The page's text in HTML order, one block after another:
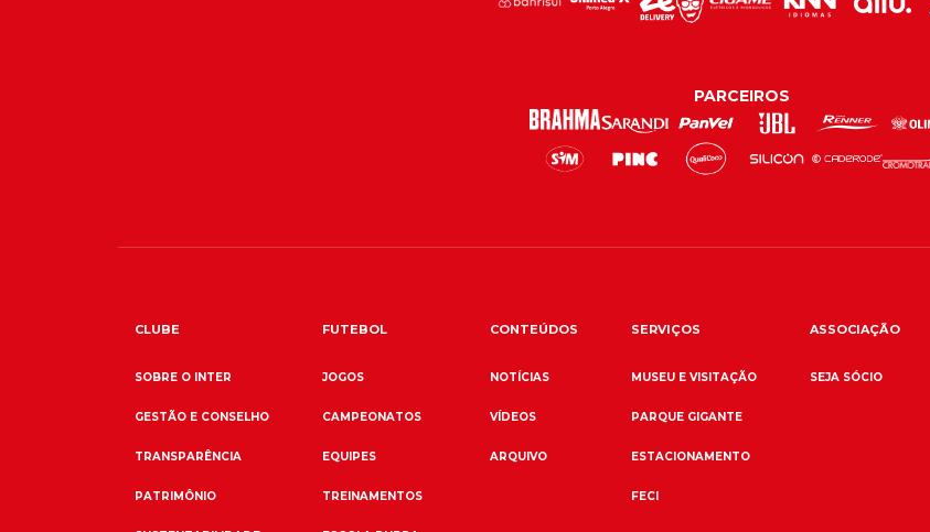
PARCEIROS
CLUBE
SOBRE O INTER
GESTÃO E CONSELHO
TRANSPARÊNCIA
PATRIMÔNIO
FUTEBOL
JOGOS
CAMPEONATOS
EQUIPES
TREINAMENTOS
CONTEÚDOS
NOTÍCIAS
VÍDEOS
ARQUIVO
SERVIÇOS
MUSEU E VISITAÇÃO
PARQUE GIGANTE
ESTACIONAMENTO
FECI
ASSOCIAÇÃO
SEJA SÓCIO